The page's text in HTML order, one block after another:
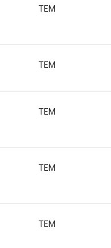
ΤΕΜ
ΤΕΜ
ΤΕΜ
ΤΕΜ
ΤΕΜ